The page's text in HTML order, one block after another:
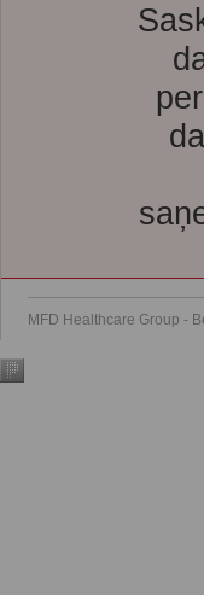
MFD Healthcare Group -